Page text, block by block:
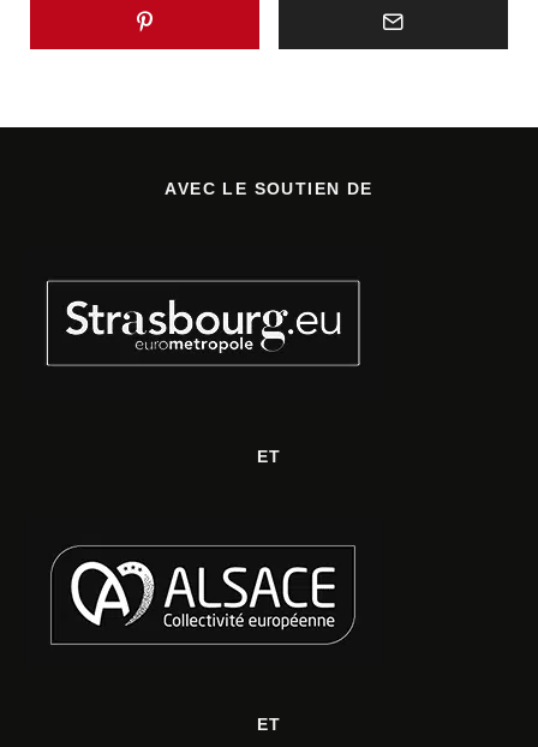
AVEC LE SOUTIEN DE
ET
ET